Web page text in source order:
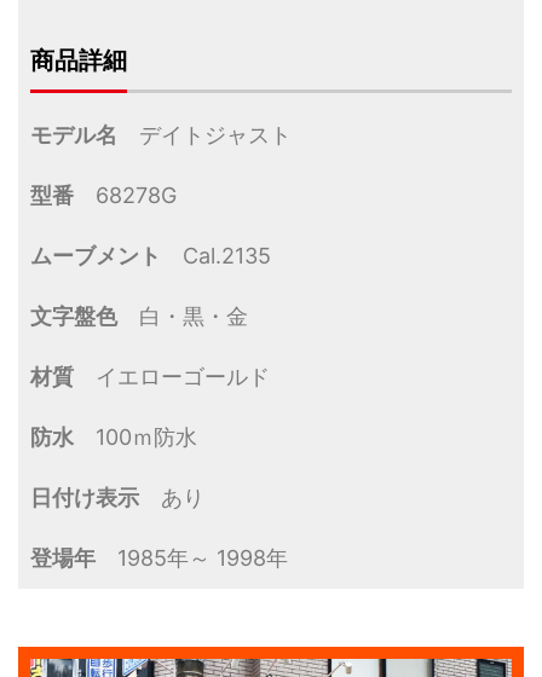
商品詳細
モデル名 デイトジャスト
型番 68278G
ムーブメント Cal.2135
文字盤色白・黒・金
材質 イエローゴールド
防水 100ｍ防水
日付け表示 あり
登場年 1985年～ 1998年